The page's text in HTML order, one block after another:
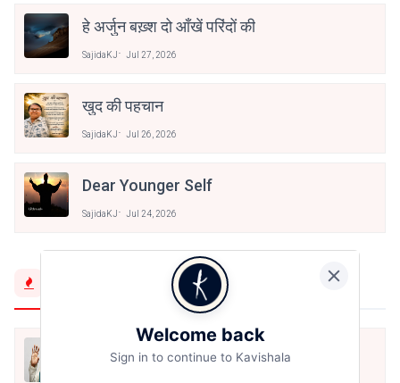
हे अर्जुन बख़्श दो आँखें परिंदों की
SajidaKJ Jul 27, 2026
खुद की पहचान
SajidaKJ Jul 26, 2026
Dear Younger Self
SajidaKJ Jul 24, 2026
मैं शून्य पे सवार हूँ
Welcome back
Sign in to continue to Kavishala